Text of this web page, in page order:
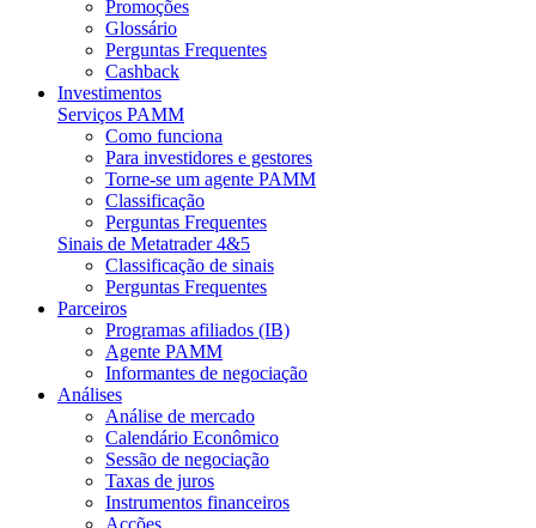
Promoções
Glossário
Perguntas Frequentes
Cashback
Investimentos
Serviços PAMM
Como funciona
Para investidores e gestores
Torne-se um agente PAMM
Classificação
Perguntas Frequentes
Sinais de Metatrader 4&5
Classificação de sinais
Perguntas Frequentes
Parceiros
Programas afiliados (IB)
Agente PAMM
Informantes de negociação
Análises
Análise de mercado
Calendário Econômico
Sessão de negociação
Taxas de juros
Instrumentos financeiros